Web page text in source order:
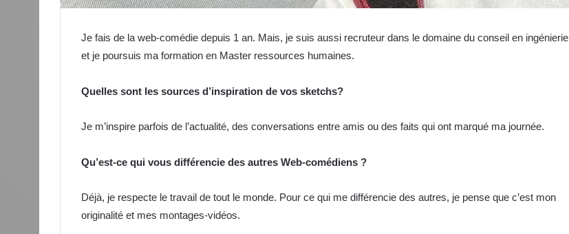
Je fais de la web-comédie depuis 1 an. Mais, je suis aussi recruteur dans le domaine du conseil en ingénierie
et je poursuis ma formation en Master ressources humaines.
Quelles sont les sources d’inspiration de vos sketchs?
Je m’inspire parfois de l’actualité, des conversations entre amis ou des faits qui ont marqué ma journée.
Qu’est-ce qui vous différencie des autres Web-comédiens ?
Déjà, je respecte le travail de tout le monde. Pour ce qui me différencie des autres, je pense que c’est mon
originalité et mes montages-vidéos.